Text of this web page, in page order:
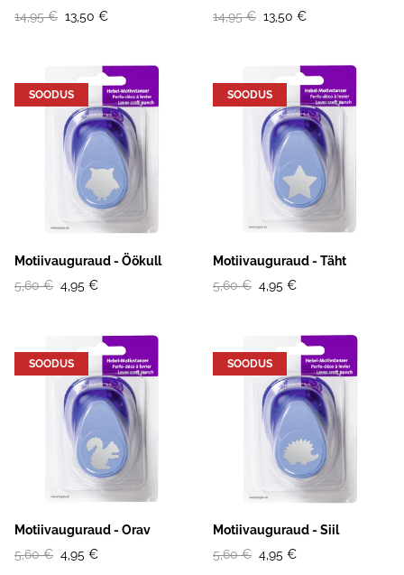
14,95 € 13,50 €
14,95 € 13,50 €
SOODUS
Motiivauguraud - Öökull
5,60 € 4,95 €
SOODUS
Motiivauguraud - Täht
5,60 € 4,95 €
SOODUS
Motiivauguraud - Orav
5,60 € 4,95 €
SOODUS
Motiivauguraud - Siil
5,60 € 4,95 €